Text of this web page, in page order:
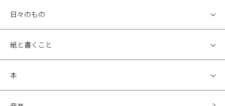
日々のもの
紙と書くこと
本